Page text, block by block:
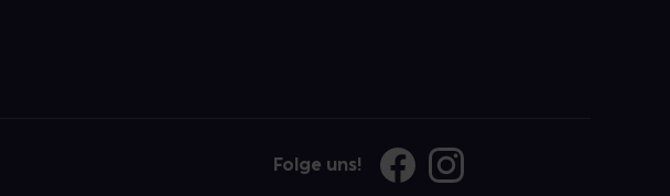
Folge uns!